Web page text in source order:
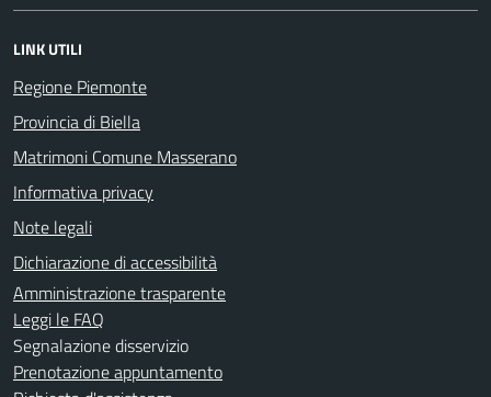
LINK UTILI
Regione Piemonte
Provincia di Biella
Matrimoni Comune Masserano
Informativa privacy
Note legali
Dichiarazione di accessibilità
Amministrazione trasparente
Leggi le FAQ
Segnalazione disservizio
Prenotazione appuntamento